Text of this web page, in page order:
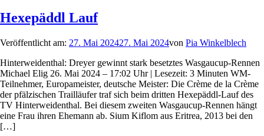
Hexepäddl Lauf
Veröffentlicht am: 27. Mai 202427. Mai 2024von Pia Winkelblech
Hinterweidenthal: Dreyer gewinnt stark besetztes Wasgaucup-Rennen
Michael Elig 26. Mai 2024 – 17:02 Uhr | Lesezeit: 3 Minuten WM-
Teilnehmer, Europameister, deutsche Meister: Die Crème de la Crème
der pfälzischen Trailläufer traf sich beim dritten Hexepäddl-Lauf des
TV Hinterweidenthal. Bei diesem zweiten Wasgaucup-Rennen hängt
eine Frau ihren Ehemann ab. Sium Kiflom aus Eritrea, 2013 bei den
[…]